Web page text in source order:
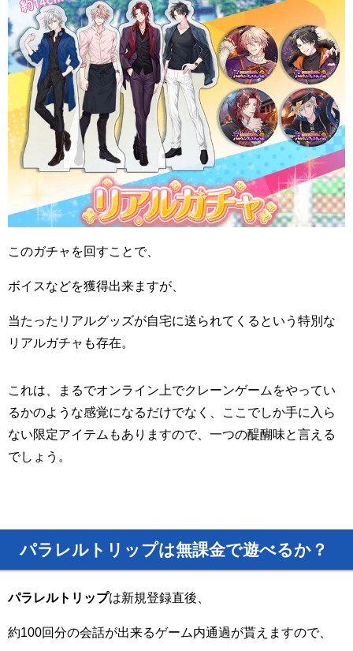
このガチャを回すことで、
ボイスなどを獲得出来ますが、
当たったリアルグッズが自宅に送られてくるという特別な
リアルガチャも存在。
これは、まるでオンライン上でクレーンゲームをやってい
るかのような感覚になるだけでなく、ここでしか手に入ら
ない限定アイテムもありますので、一つの醍醐味と言える
でしょう。
パラレルトリップは無課金で遊べるか？
パラレルトリップは新規登録直後、
約100回分の会話が出来るゲーム内通過が貰えますので、